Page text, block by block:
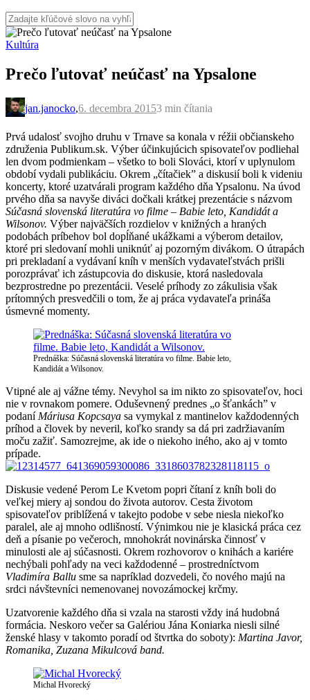
Kultúra
Prečo ľutovať neúčasť na Ypsalone
jan.janocko,6. decembra 20153 min čítania
Prvá udalosť svojho druhu v Trnave sa konala v réžii občianskeho
združenia Publikum.sk. Výber účinkujúcich spisovateľov podliehal
len dvom podmienkam – všetko to boli Slováci, ktorí v uplynulom
období vydali publikáciu. Okrem „čítačiek” a diskusií boli k videniu
koncerty, ktoré uzatvárali program každého dňa Ypsalonu. Na úvod
prvého dňa sa navyše diváci dočkali krátkej prezentácie s názvom
Súčasná slovenská literatúra vo filme – Babie leto, Kandidát a
Wilsonov. Výber najväčších rozdielov v knižných a hraných
podobách príbehov bol dopĺňané ukážkami a výberom detailov,
ktoré pri sledovaní mohli uniknúť aj pozorným divákom. O útrapách
pri prekladaní a vydávaní kníh v menších vydavateľstvách prišli
porozprávať ich zástupcovia do diskusie, ktorá nasledovala
bezprostredne po prezentácii. Veselé príhody zo zákulisia však
prítomných presvedčili o tom, že aj práca vydavateľa prináša
úsmevné momenty.
Prednáška: Súčasná slovenská literatúra vo filme. Babie leto,
Kandidát a Wilsonov.
Vtipné ale aj vážne témy. Nevyhol sa im nikto zo spisovateľov, hoci
nie v rovnakom pomere. Oduševnený prednes „o šťankách” v
podaní Máriusa Kopcsaya sa vymykal z mantinelov každodenných
príhod a človek by neveril, koľko srandy sa dá pri zadržiavaním
moču zažiť. Samozrejme, ak ide o niekoho iného, ako aj v tomto
prípade.
Diskusie vedené Perom Le Kvetom popri čítaní z kníh boli do
veľkej miery aj sondou do života autorov. Cesta životom
spisovateľov priblížená v takejto podobe v sebe niesla niekoľko
paralel, ale aj mnoho odlišností. Výnimkou nie je klasická práca cez
deň a písanie po večeroch, mnohokrát novinárska činnosť v
minulosti ale aj súčasnosti. Okrem rozhovorov o knihách a kariére
nechýbali pohľady na veci každodenné – prostredníctvom
Vladimíra Ballu sme sa napríklad dozvedeli, čo nového majú na
srdci návštevníci nemenovanej novozámockej krčmy.
Uzatvorenie každého dňa si vzala na starosti vždy iná hudobná
formácia. Neskoro večer sa Galériou Jána Koniarka niesli silné
ženské hlasy v takomto poradí od štvrtka do soboty): Martina Javor,
Romanika, Zuzana Mikulcová band.
Michal Hvorecký